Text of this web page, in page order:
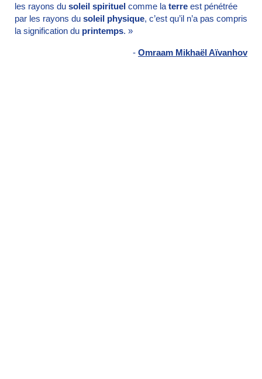
les rayons du soleil spirituel comme la terre est pénétrée
par les rayons du soleil physique, c’est qu’il n’a pas compris
la signification du printemps. »
- Omraam Mikhaël Aïvanhov